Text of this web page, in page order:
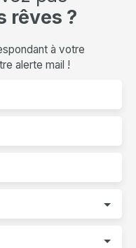
rêves ?
à votre
alerte mail !